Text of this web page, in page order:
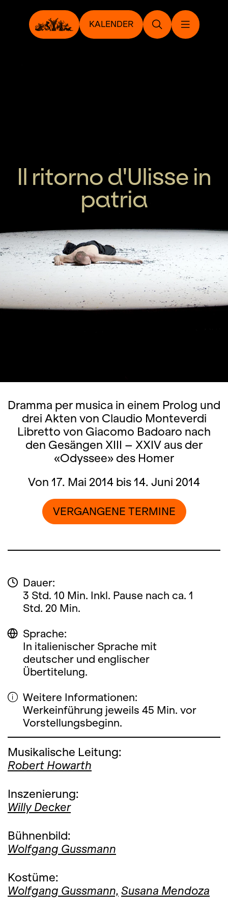
KALENDER
Il ritorno d'Ulisse in
patria
Dramma per musica in einem Prolog und
drei Akten von Claudio Monteverdi
Libretto von Giacomo Badoaro nach
den Gesängen XIII – XXIV aus der
«Odyssee» des Homer
Von 17. Mai 2014 bis 14. Juni 2014
VERGANGENE TERMINE
Dauer:
3 Std. 10 Min. Inkl. Pause nach ca. 1
Std. 20 Min.
Sprache:
In italienischer Sprache mit
deutscher und englischer
Übertitelung.
Weitere Informationen:
Werkeinführung jeweils 45 Min. vor
Vorstellungsbeginn.
Musikalische Leitung:
Robert Howarth
Inszenierung:
Willy Decker
Bühnenbild:
Wolfgang Gussmann
Kostüme:
Wolfgang Gussmann, Susana Mendoza